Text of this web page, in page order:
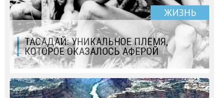
ЖИЗНЬ
ТАСАДАЙ: УНИКАЛЬНОЕ ПЛЕМЯ,
КОТОРОЕ ОКАЗАЛОСЬ АФЕРОЙ